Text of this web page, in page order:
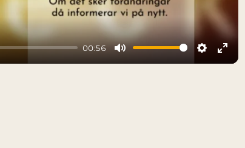
00:56
Mute Settings
Enter